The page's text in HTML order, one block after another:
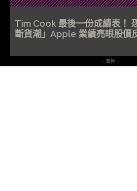
Tim Cook 最後一份成績表！
斷貨潮」Apple 業績亮眼股價
- 廣告 -